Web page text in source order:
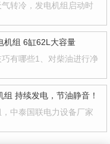
转冷，发电机组启动时
机组 6缸62L大容量
有哪些1、对柴油进行净
持续发电，节油静音！
中泰国联电力设备厂家